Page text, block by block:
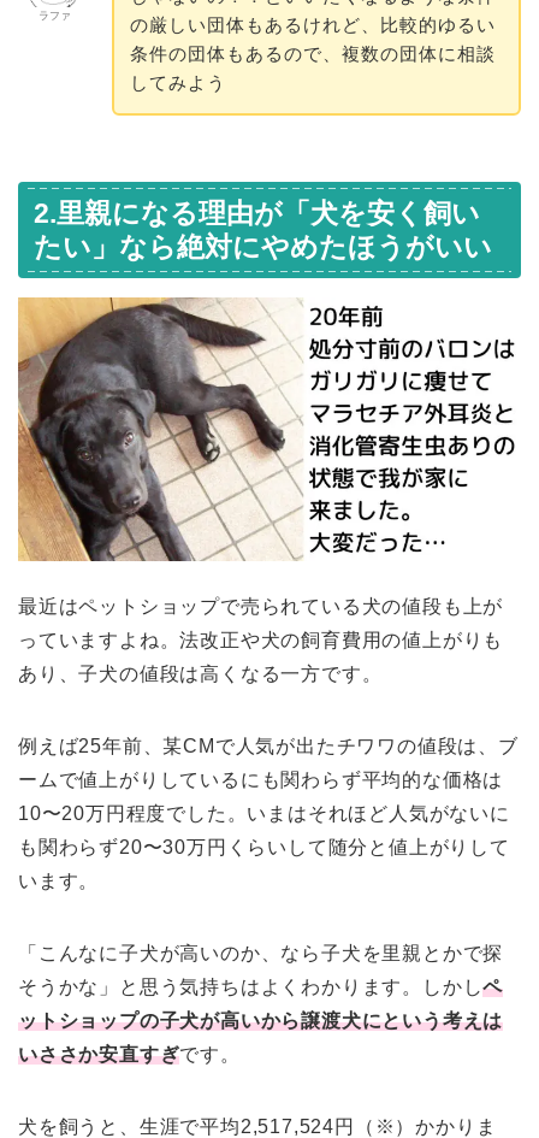
ラファ
の厳しい団体もあるけれど、比較的ゆるい
条件の団体もあるので、複数の団体に相談
してみよう
2.里親になる理由が「犬を安く飼い
たい」なら絶対にやめたほうがいい
最近はペットショップで売られている犬の値段も上が
っていますよね。法改正や犬の飼育費用の値上がりも
あり、子犬の値段は高くなる一方です。
例えば25年前、某CMで人気が出たチワワの値段は、ブ
ームで値上がりしているにも関わらず平均的な価格は
10〜20万円程度でした。いまはそれほど人気がないに
も関わらず20〜30万円くらいして随分と値上がりして
います。
「こんなに子犬が高いのか、なら子犬を里親とかで探
そうかな」と思う気持ちはよくわかります。しかしペ
ットショップの子犬が高いから譲渡犬にという考えは
いささか安直すぎです。
犬を飼うと、生涯で平均2,517,524円（※）かかりま